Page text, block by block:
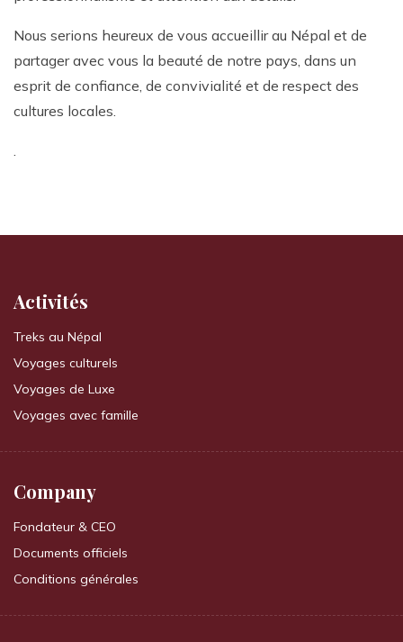
Nous serions heureux de vous accueillir au Népal et de
partager avec vous la beauté de notre pays, dans un
esprit de confiance, de convivialité et de respect des
cultures locales.
.
Activités
Treks au Népal
Voyages culturels
Voyages de Luxe
Voyages avec famille
Company
Fondateur & CEO
Documents officiels
Conditions générales